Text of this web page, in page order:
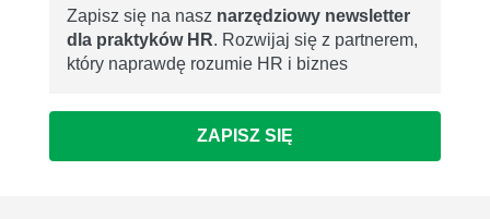
Zapisz się na nasz narzędziowy newsletter
dla praktyków HR. Rozwijaj się z partnerem,
który naprawdę rozumie HR i biznes
ZAPISZ SIĘ